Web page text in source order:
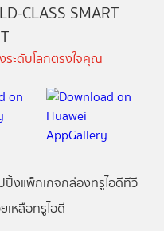
CLASS SMART
ะดับโลกตรงใจคุณ
ปิ้งแพ็กเกจกล่องทรูไอดีทีวี
เหลือทรูไอดี